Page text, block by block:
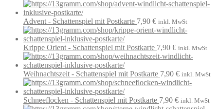
Advent - Schattenspiel mit Postkarte 7,90 € inkl. MwSt
Krippe Orient - Schattenspiel mit Postkarte 7,90 € inkl. MwSt
Weihnachtszeit - Schattenspiel mit Postkarte 7,90 € inkl. MwSt
Schneeflocken - Schattenspiel mit Postkarte 7,90 € inkl. MwSt